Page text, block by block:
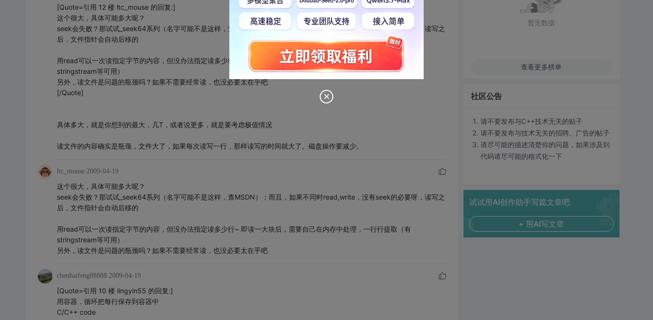
[Quote=引用 12 楼 ltc_mouse 的回复:]
这个很大，具体可能多大呢？
seek会失败？那试试_seek64系列（名字可能不是这样，查MSDN）；而且，如果不同时read,write，没有seek的必要呀，读写之
后，文件指针会自动后移的
用read可以一次读指定字节的内容，但没办法指定读多少行~ 即读一大块后，需要自己在内存中处理，一行行提取（有
stringstream等可用）
另外，读文件是问题的瓶颈吗？如果不需要经常读，也没必要太在乎吧
[/Quote]
具体多大，就是你想到的最大，几T，或者说更多，就是要考虑极值情况
读文件的内容确实是瓶颈，文件大了，如果每次读写一行，那样读写的时间就大了。磁盘操作要减少。
ltc_mouse 2009-04-19
这个很大，具体可能多大呢？
seek会失败？那试试_seek64系列（名字可能不是这样，查MSDN）；而且，如果不同时read,write，没有seek的必要呀，读写之
后，文件指针会自动后移的
用read可以一次读指定字节的内容，但没办法指定读多少行~ 即读一大块后，需要自己在内存中处理，一行行提取（有
stringstream等可用）
另外，读文件是问题的瓶颈吗？如果不需要经常读，也没必要太在乎吧
chenhaifeng88888 2009-04-19
[Quote=引用 10 楼 lingyin55 的回复:]
用容器，循环把每行保存到容器中
C/C++ code
暂无数据
查看更多榜单
社区公告
请不要发布与C++技术无关的贴子
请不要发布与技术无关的招聘、广告的帖子
请尽可能的描述清楚你的问题，如果涉及到
代码请尽可能的格式化一下
试试用AI创作助手写篇文章吧
+ 用AI写文章